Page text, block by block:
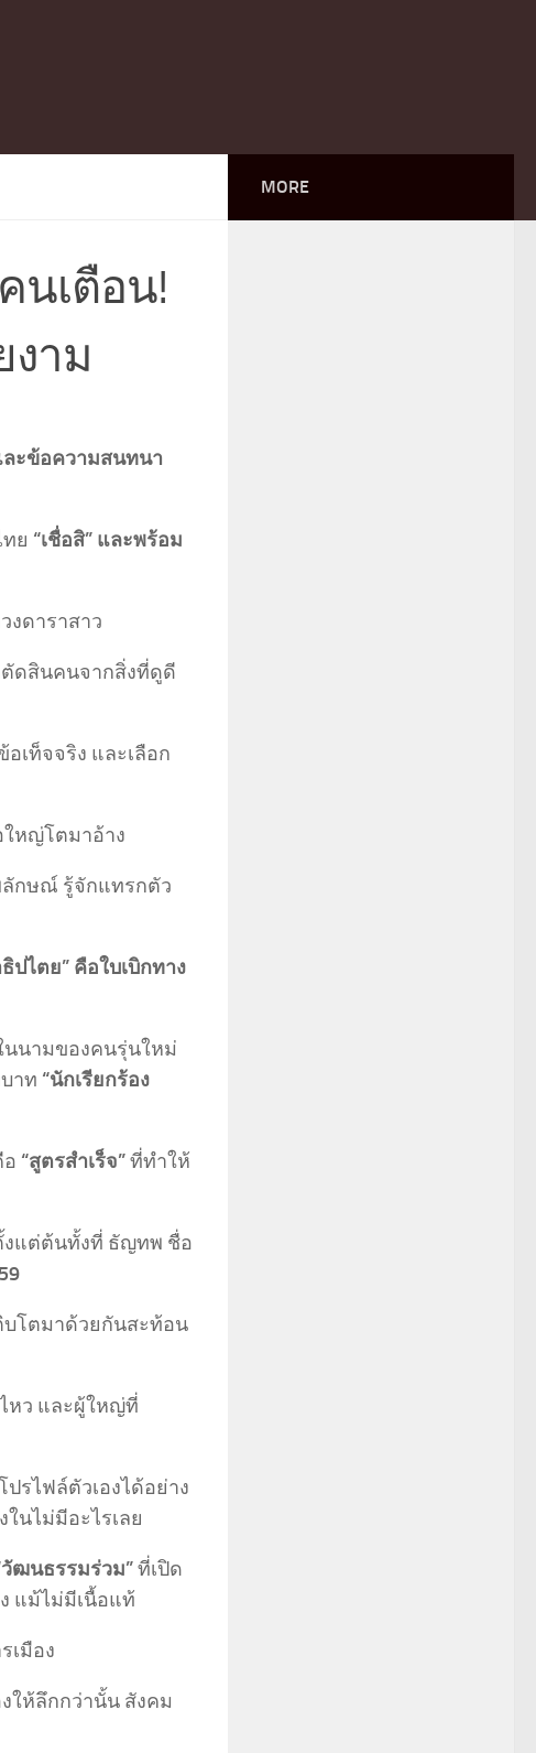
นเตือน!
าม
ะข้อความสนทนา
ย “เชื่อสิ” และพร้อม
งดาราสาว
ดสินคนจากสิ่งที่ดูดี
เท็จจริง และเลือก
หญ่โตมาอ้าง
ลักษณ์ รู้จักแทรกตัว
ปไตย” คือใบเบิกทาง
นนามของคนรุ่นใหม่
าท “นักเรียกร้อง
อ “สูตรสำเร็จ”ที่ทำให้
แต่ต้นทั้งที่ ธัญทพ ชื่อ
บโตมาด้วยกันสะท้อน
หว และผู้ใหญ่ที่
รไฟล์ตัวเองได้อย่าง
นไม่มีอะไรเลย
วัฒนธรรมร่วม”ที่เปิด
แม้ไม่มีเนื้อแท้
เมือง
ให้ลึกกว่านั้น สังคม
MORE